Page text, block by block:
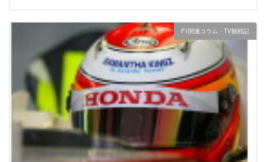
F1関連コラム・TV観戦記